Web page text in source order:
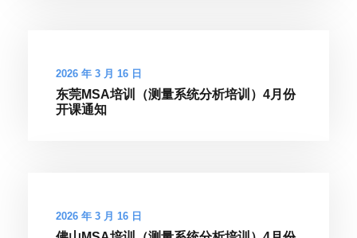
2026 年 3 月 16 日
东莞MSA培训（测量系统分析培训）4月份
开课通知
2026 年 3 月 16 日